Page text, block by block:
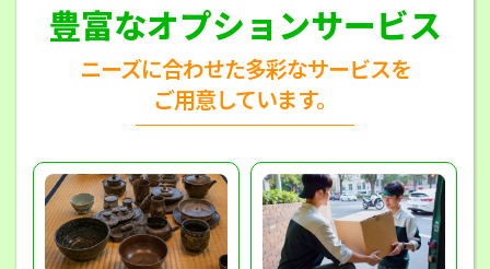
豊富なオプションサービス
ニーズに合わせた多彩なサービスを
ご用意しています。